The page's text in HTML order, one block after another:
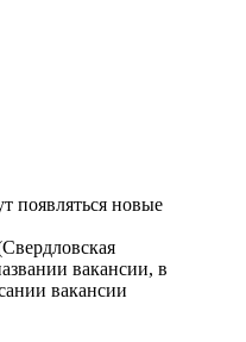
появляться новые
вакансии, в
вакансии